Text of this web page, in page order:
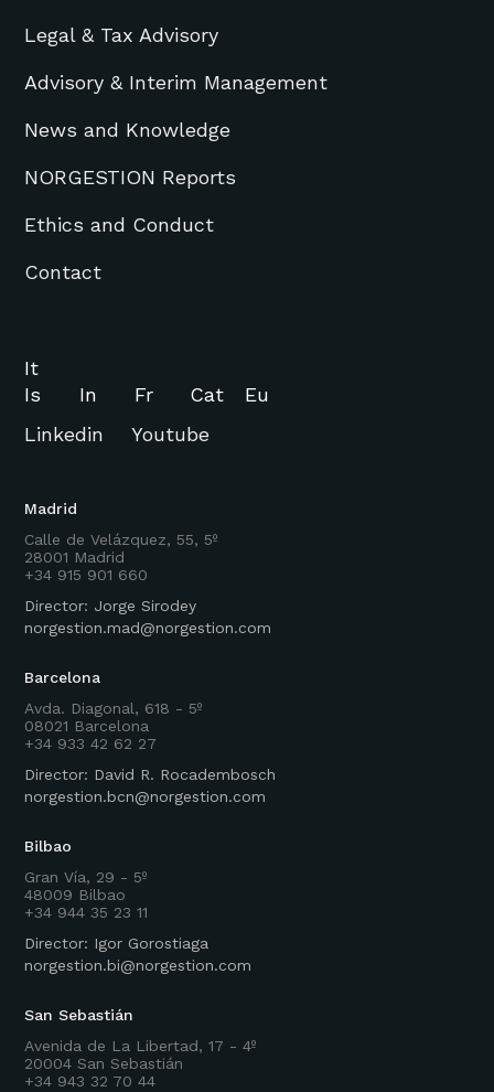
Legal & Tax Advisory
Advisory & Interim Management
News and Knowledge
NORGESTION Reports
Ethics and Conduct
Contact
Madrid
Calle de Velázquez, 55, 5º
28001 Madrid
+34 915 901 660
Director: Jorge Sirodey
norgestion.mad@norgestion.com
Barcelona
Avda. Diagonal, 618 - 5º
08021 Barcelona
+34 933 42 62 27
Director: David R. Rocadembosch
norgestion.bcn@norgestion.com
Bilbao
Gran Vía, 29 - 5º
48009 Bilbao
+34 944 35 23 11
Director: Igor Gorostiaga
norgestion.bi@norgestion.com
San Sebastián
Avenida de La Libertad, 17 - 4º
20004 San Sebastián
+34 943 32 70 44
It
Is
In Fr Cat
Eu
Linkedin
Youtube